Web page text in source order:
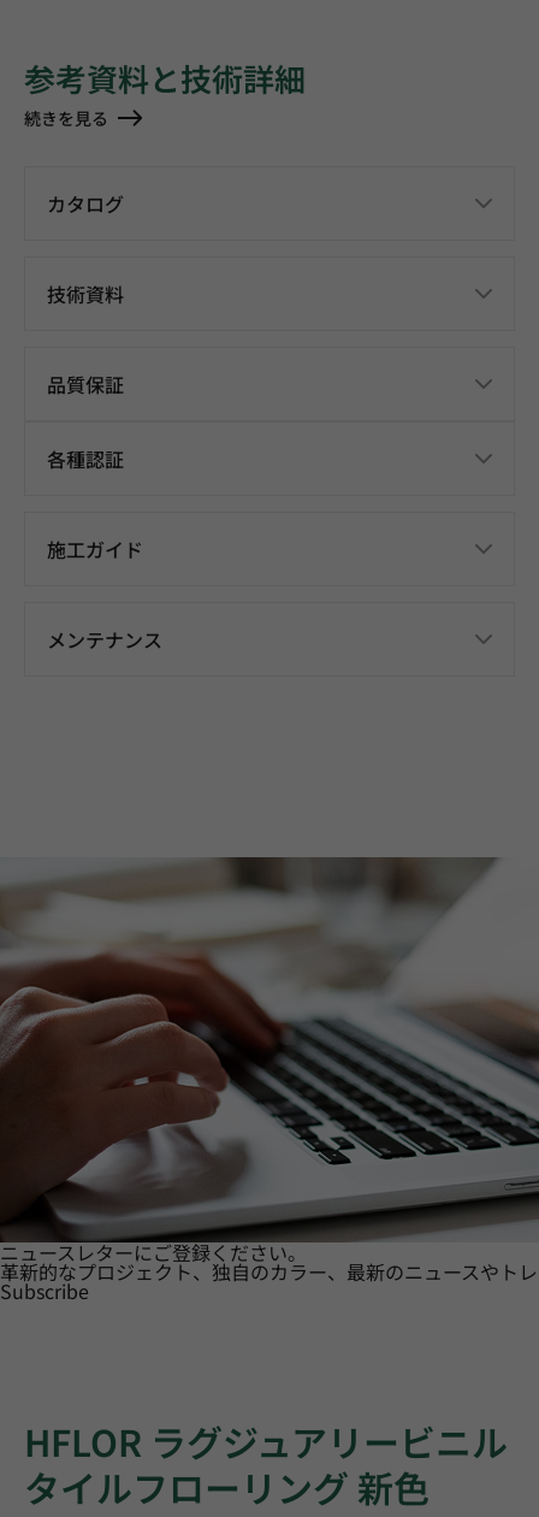
参考資料と技術詳細
続きを見る
カタログ
技術資料
品質保証
各種認証
施工ガイド
メンテナンス
ニュースレターにご登録ください。
革新的なプロジェクト、独自のカラー、最新のニュースやト
Subscribe
HFLOR ラグジュアリービニル
タイルフローリング 新色